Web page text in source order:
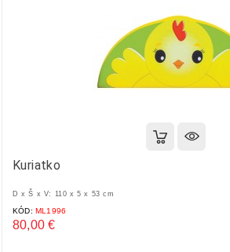
Kuriatko
D x Š x V: 110 x 5 x 53 cm
KÓD: ML1996
80,00 €